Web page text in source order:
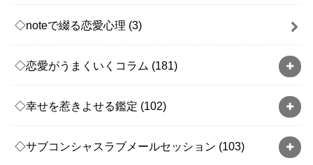
◇noteで綴る恋愛心理 (3)
◇恋愛がうまくいくコラム (181)
◇幸せを惹きよせる鑑定 (102)
◇サブコンシャスラブメールセッション (103)